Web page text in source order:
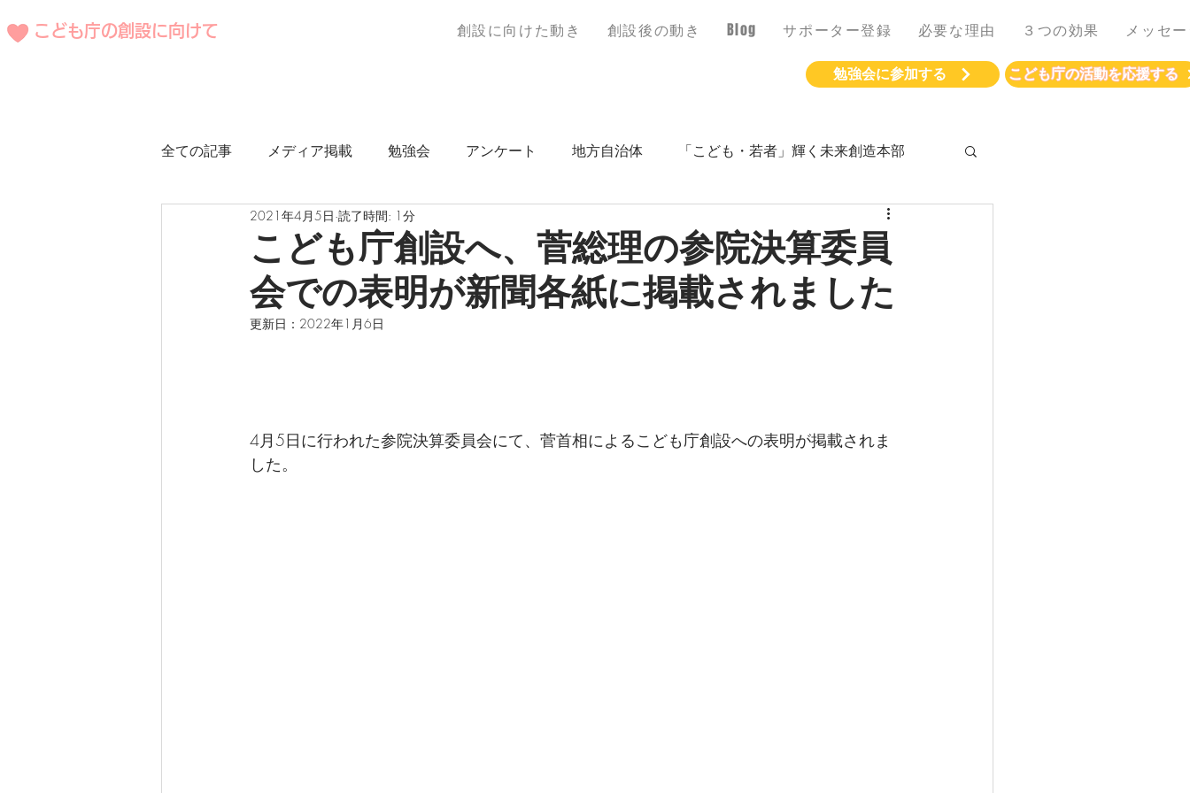
こども庁の創設に向けて 創設に​向けた動き 創設後の動き Blog サポーター登録 必要な理由 ３つの効果 メッセ
勉強会に参加する こども庁の活動を応援する
全ての記事 メディア掲載 勉強会 アンケート 地方自治体 「こども・若者」輝く未来創造本部
海外事例
こども庁創設へ、菅総理の参院決算委員
会での表明が新聞各紙に掲載されました
2021年4月5日 読了時間: 1分
更新日： 2022年1月6日
4月5日に行われた参院決算委員会にて、菅首相によるこども庁創設への表明が掲載されま
した。